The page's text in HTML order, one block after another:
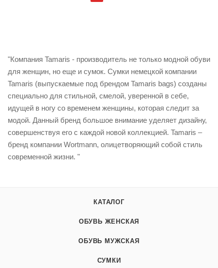
"Компания Tamaris - производитель не только модной обуви
для женщин, но еще и сумок. Сумки немецкой компании
Tamaris (выпускаемые под брендом Tamaris bags) созданы
специально для стильной, смелой, уверенной в себе,
идущей в ногу со временем женщины, которая следит за
модой. Данный бренд большое внимание уделяет дизайну,
совершенствуя его с каждой новой коллекцией. Tamaris –
бренд компании Wortmann, олицетворяющий собой стиль
современной жизни. "
КАТАЛОГ
ОБУВЬ ЖЕНСКАЯ
ОБУВЬ МУЖСКАЯ
СУМКИ